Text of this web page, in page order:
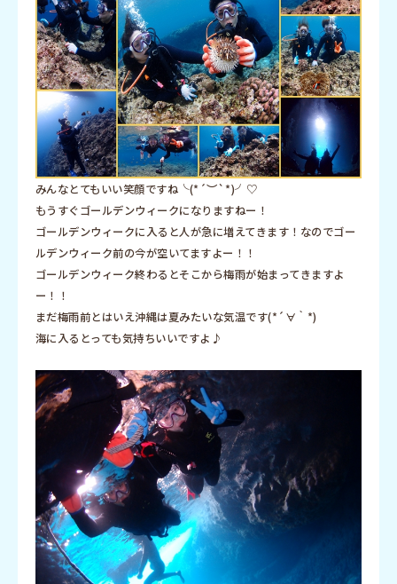
みんなとてもいい笑顔ですね╰(*´︶`*)╯♡
もうすぐゴールデンウィークになりますねー！
ゴールデンウィークに入ると人が急に増えてきます！なのでゴー
ルデンウィーク前の今が空いてますよー！！
ゴールデンウィーク終わるとそこから梅雨が始まってきますよ
ー！！
まだ梅雨前とはいえ沖縄は夏みたいな気温です(*´∀｀*)
海に入るとっても気持ちいいですよ♪